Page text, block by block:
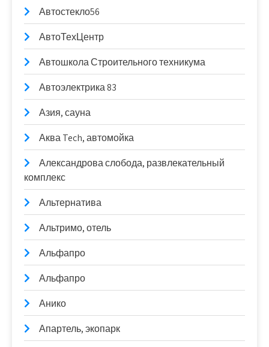
Автостекло56
АвтоТехЦентр
Автошкола Строительного техникума
Автоэлектрика 83
Азия, сауна
Аква Tech, автомойка
Александрова слобода, развлекательный
комплекс
Альтернатива
Альтримо, отель
Альфапро
Альфапро
Анико
Апартель, экопарк